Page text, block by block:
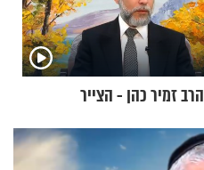
הרב זמיר כהן - הצייר